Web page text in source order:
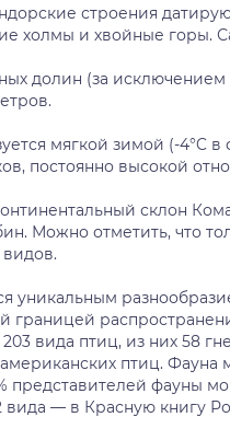
строения
холмы и хвойные горы.
долин (за
мягкой зимой (-4°C
постоянно высокой
склон
Можно отметить, что
уникальным
границей
вида птиц, из них 58
птиц. Фауна
представителей фауны
— в Красную книгу